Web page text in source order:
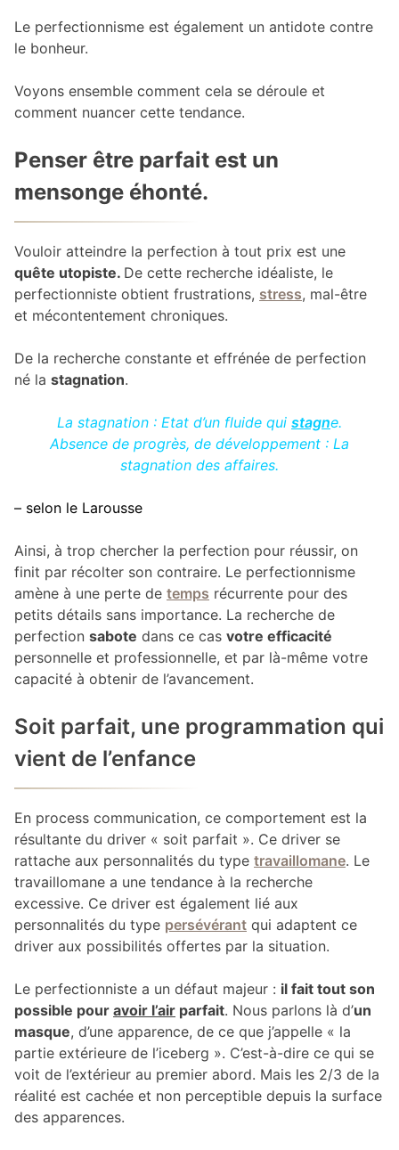
Le perfectionnisme est également un antidote contre
le bonheur.
Voyons ensemble comment cela se déroule et
comment nuancer cette tendance.
Penser être parfait est un
mensonge éhonté.
Vouloir atteindre la perfection à tout prix est une
quête utopiste. De cette recherche idéaliste, le
perfectionniste obtient frustrations, stress, mal-être
et mécontentement chroniques.
De la recherche constante et effrénée de perfection
né la stagnation.
La stagnation : Etat d’un fluide qui stagne.
Absence de progrès, de développement : La
stagnation des affaires.
– selon le Larousse
Ainsi, à trop chercher la perfection pour réussir, on
finit par récolter son contraire. Le perfectionnisme
amène à une perte de temps récurrente pour des
petits détails sans importance. La recherche de
perfection sabote dans ce cas votre efficacité
personnelle et professionnelle, et par là-même votre
capacité à obtenir de l’avancement.
Soit parfait, une programmation qui
vient de l’enfance
En process communication, ce comportement est la
résultante du driver « soit parfait ». Ce driver se
rattache aux personnalités du type travaillomane. Le
travaillomane a une tendance à la recherche
excessive. Ce driver est également lié aux
personnalités du type persévérant qui adaptent ce
driver aux possibilités offertes par la situation.
Le perfectionniste a un défaut majeur : il fait tout son
possible pour avoir l’air parfait. Nous parlons là d’un
masque, d’une apparence, de ce que j’appelle « la
partie extérieure de l’iceberg ». C’est-à-dire ce qui se
voit de l’extérieur au premier abord. Mais les 2/3 de la
réalité est cachée et non perceptible depuis la surface
des apparences.